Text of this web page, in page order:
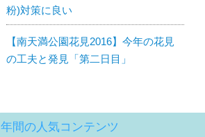
粉)対策に良い
【南天満公園花見2016】今年の花見
の工夫と発見「第二日目」
年間の人気コンテンツ